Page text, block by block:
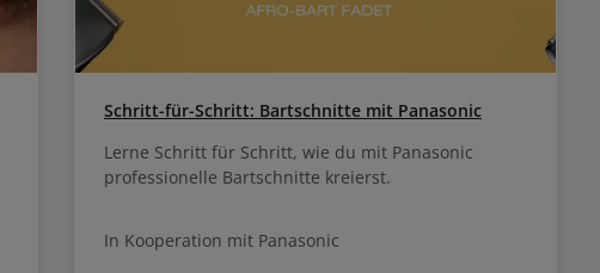
Schritt-für-Schritt: Bartschnitte mit Panasonic
Lerne Schritt für Schritt, wie du mit Panasonic
professionelle Bartschnitte kreierst.
In Kooperation mit Panasonic